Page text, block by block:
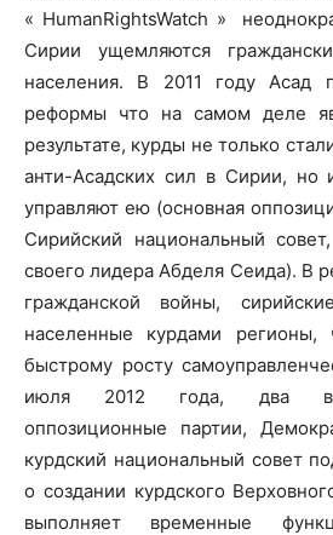
« HumanRightsWatch »
Сирии ущемляются
населения. В 2011 году Асад
реформы что на самом деле
результате, курды не только
анти-Асадских сил в Сирии, но
управляют ею (основная
Сирийский национальный
своего лидера Абделя Сеида). В
гражданской войны,
населенные курдами регионы,
быстрому росту
июля 2012 года, два
оппозиционные партии,
курдский национальный совет
о создании курдского
выполняет временные